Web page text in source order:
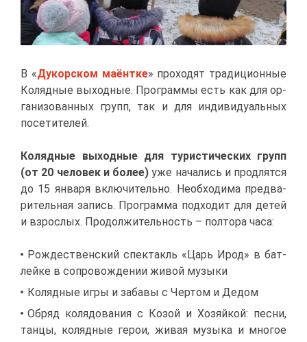
В «Ду­кор­ском ма­ёнтке» про­хо­дят тра­ди­ци­он­ные
Ко­ляд­ные вы­ход­ные. Про­грам­мы есть как для ор­
га­ни­зо­ван­ных групп, так и для ин­ди­ви­ду­аль­ных
по­се­ти­те­лей.
Ко­ляд­ные вы­ход­ные для ту­ри­сти­че­ских групп
(от 20 че­ло­век и бо­лее)уже на­ча­лись и про­длят­ся
до 15 ян­ва­ря вклю­чи­тель­но. Необ­хо­ди­ма пред­ва­
ри­тель­ная за­пись. Про­грам­ма под­хо­дит для де­тей
и взрос­лых. Про­дол­жи­тель­ность – пол­то­ра ча­са:
Рож­де­ствен­ский спек­такль «Царь Ирод» в бат­
лей­ке в со­про­вож­де­нии жи­вой му­зы­ки
Ко­ляд­ные иг­ры и за­ба­вы с Чер­том и Де­дом
Об­ряд ко­ля­до­ва­ния с Ко­зой и Хо­зяй­кой: пес­ни,
тан­цы, ко­ляд­ные ге­рои, жи­вая му­зы­ка и мно­гое